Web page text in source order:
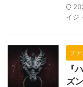
イジ
フ
『
ズ